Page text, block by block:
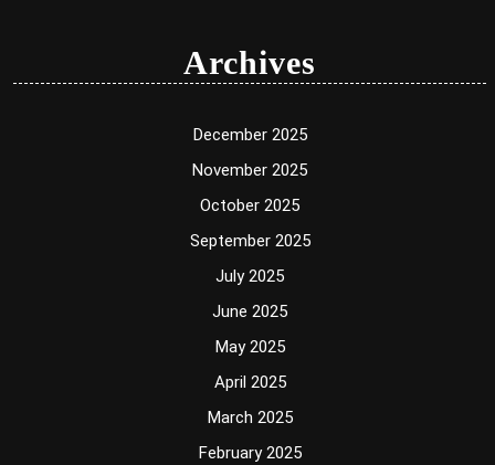
Archives
December 2025
November 2025
October 2025
September 2025
July 2025
June 2025
May 2025
April 2025
March 2025
February 2025